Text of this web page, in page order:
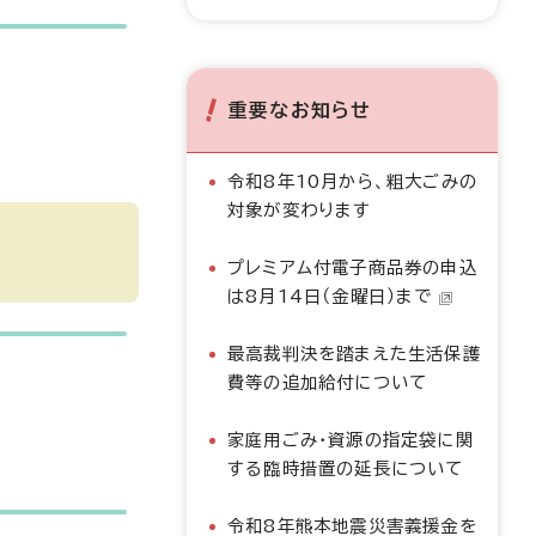
重要なお知らせ
令和8年10月から、粗大ごみの
対象が変わります
プレミアム付電子商品券の申込
は8月14日（金曜日）まで
最高裁判決を踏まえた生活保護
費等の追加給付について
家庭用ごみ・資源の指定袋に関
する臨時措置の延長について
令和8年熊本地震災害義援金を